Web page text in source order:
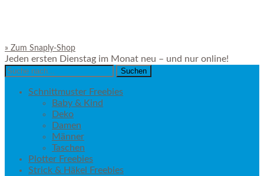
» Zum Snaply-Shop
Jeden ersten Dienstag im Monat neu – und nur online!
Search
Schnittmuster Freebies
Baby & Kind
Deko
Damen
Männer
Taschen
Plotter Freebies
Strick & Häkel Freebies